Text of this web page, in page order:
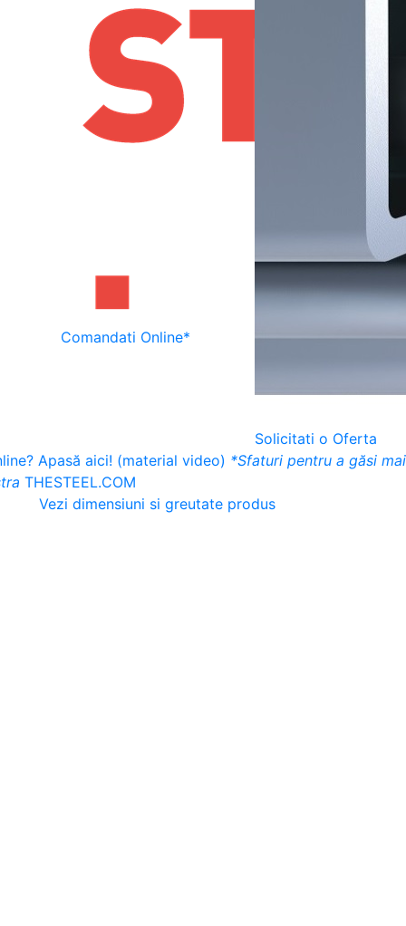
Comandati Online*
Solicitati o Oferta
Apasă aici! (material video) *Sfaturi pentru a găsi
THESTEEL.COM
Vezi dimensiuni si greutate produs